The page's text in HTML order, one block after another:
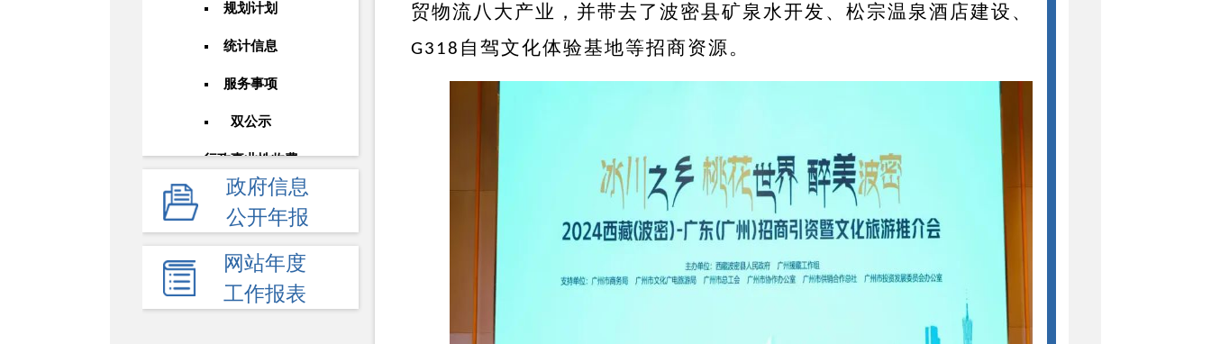
规划计划
统计信息
服务事项
双公示
行政事业性收费
政府采购
重大建设项目
民生领域
应急管理
政府信息
公开年报
网站年度
工作报表
贸物流八大产业，并带去了波密县矿泉水开发、松宗温泉酒店建设、
G318 自驾文化体验基地等招商资源。